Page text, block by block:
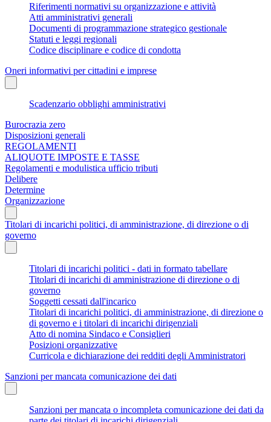
Riferimenti normativi su organizzazione e attività
Atti amministrativi generali
Documenti di programmazione strategico gestionale
Statuti e leggi regionali
Codice disciplinare e codice di condotta
Oneri informativi per cittadini e imprese
Scadenzario obblighi amministrativi
Burocrazia zero
Disposizioni generali
REGOLAMENTI
ALIQUOTE IMPOSTE E TASSE
Regolamenti e modulistica ufficio tributi
Delibere
Determine
Organizzazione
Titolari di incarichi politici, di amministrazione, di direzione o di
governo
Titolari di incarichi politici - dati in formato tabellare
Titolari di incarichi di amministrazione di direzione o di
governo
Soggetti cessati dall'incarico
Titolari di incarichi politici, di amministrazione, di direzione o
di governo e i titolari di incarichi dirigenziali
Atto di nomina Sindaco e Consiglieri
Posizioni organizzative
Curricola e dichiarazione dei redditi degli Amministratori
Sanzioni per mancata comunicazione dei dati
Sanzioni per mancata o incompleta comunicazione dei dati da